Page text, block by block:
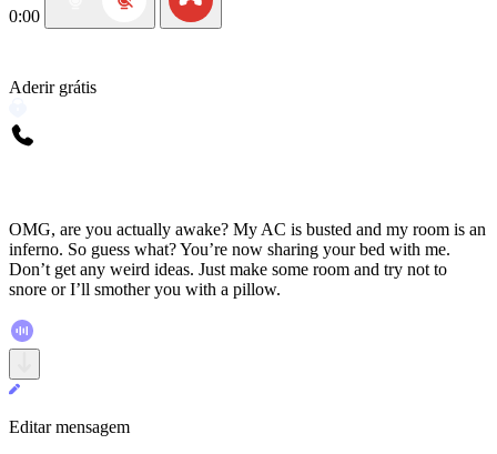
0:00
Aderir grátis
OMG, are you actually awake? My AC is busted and my room is an
inferno. So guess what? You’re now sharing your bed with me.
Don’t get any weird ideas. Just make some room and try not to
snore or I’ll smother you with a pillow.
Editar mensagem